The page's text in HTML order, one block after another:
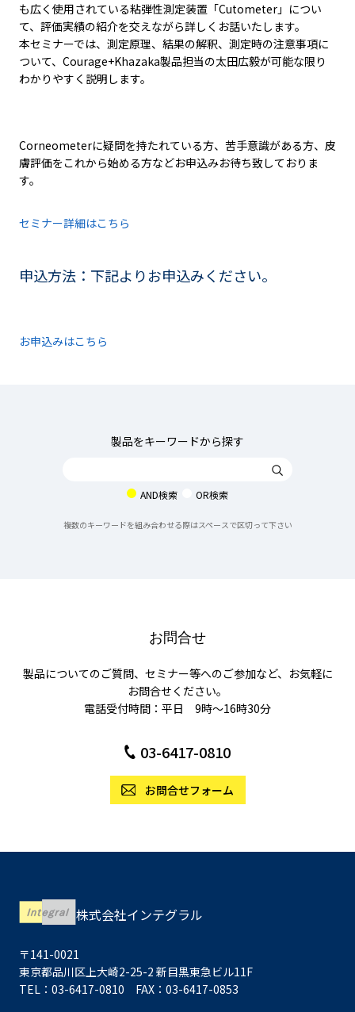
も広く使用されている粘弾性測定装置「Cutometer」につい
て、評価実績の紹介を交えながら詳しくお話いたします。
本セミナーでは、測定原理、結果の解釈、測定時の注意事項に
ついて、Courage+Khazaka製品担当の太田広毅が可能な限り
わかりやすく説明します。
Corneometerに疑問を持たれている方、苦手意識がある方、皮
膚評価をこれから始める方などお申込みお待ち致しておりま
す。
セミナー詳細はこちら
申込方法：下記よりお申込みください。
お申込みはこちら
製品をキーワードから探す
AND検索 OR検索
複数のキーワードを組み合わせる際はスペースで区切って下さい
お問合せ
製品についてのご質問、セミナー等へのご参加など、お気軽に
お問合せください。
電話受付時間：平日 9時〜16時30分
03-6417-0810
お問合せフォーム
株式会社インテグラル
〒141-0021
東京都品川区上大崎2-25-2 新目黒東急ビル11F
TEL：03-6417-0810 FAX：03-6417-0853